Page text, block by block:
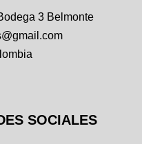
3 Belmonte
SOCIALES